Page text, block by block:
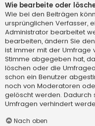
Wie bearbeite oder
Wie bei den Beiträgen
ursprünglichen Verfasser,
Administrator bearbeitet
bearbeiten, ändern Sie
ist immer mit der Umfrage
Stimme abgegeben hat,
löschen oder die
schon ein Benutzer
noch von Moderatoren
gelöscht werden. Dadurch
Umfragen verhindert
Nach oben